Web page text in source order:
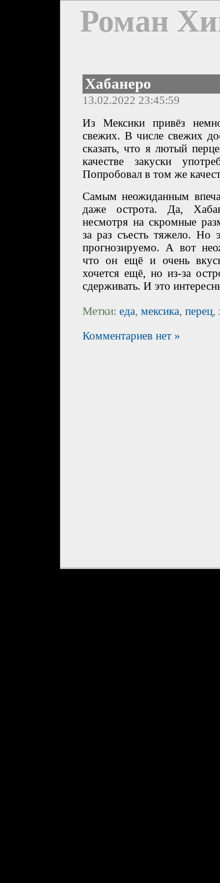
Роман
Хабанеро
13.02.2022 23:45:59
Из Мексики привёз
свежих. В числе свежих
сказать, что я лютый
качестве закуски
Попробовал в том же
Самым неожиданным
даже острота. Да,
несмотря на скромные
за раз съесть тяжело. Но
прогнозируемо. А вот
что он ещё и очень
хочется ещё, но из-за
сдерживать. И это
Метки: еда, мексика, перец,
Комментариев нет »